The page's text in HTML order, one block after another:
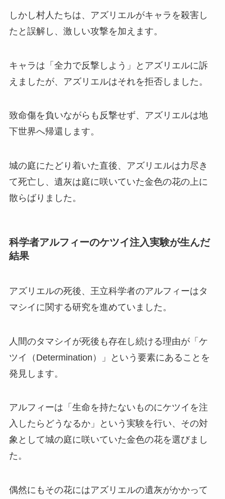
しかし村人たちは、アズリエルがキャラを殺害し
たと誤解し、激しい攻撃を加えます。
キャラは「全力で反撃しよう」とアズリエルに訴
えましたが、アズリエルはそれを拒否しました。
致命傷を負いながらも反撃せず、アズリエルは地
下世界へ帰還します。
城の庭にたどり着いた直後、アズリエルは力尽き
て死亡し、遺灰は庭に咲いていた金色の花の上に
散らばりました。
科学者アルフィーのケツイ注入実験が生んだ
結果
アズリエルの死後、王立科学者のアルフィーはタ
マシイに関する研究を進めていました。
人間のタマシイが死後も存在し続ける理由が「ケ
ツイ（Determination）」という要素にあることを
発見します。
アルフィーは「生命を持たないものにケツイを注
入したらどうなるか」という実験を行い、その対
象として城の庭に咲いていた金色の花を選びまし
た。
偶然にもその花にはアズリエルの遺灰がかかって